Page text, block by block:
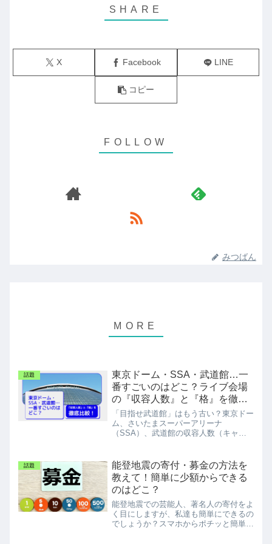
X Facebook LINE
コピー
みつばん
話題
東京ドーム・SSA・武道館…一
番すごいのはどこ？ライブ会場
の『収容人数』と『格』を徹底
比較！
「目指せ武道館」はもう古い？東京ドー
ム、さいたまスーパーアリーナ
（SSA）、武道館の収容人数（キャ
「耳がツーンとする」あの独特の空気感
まで、音楽好きの視点でリアルに解説し
ます。
話題
能登地震の寄付・募金の方法を
教えて！簡単に少額からできる
のはどこ？
能登地震での芸能人、著名人の寄付をよ
く目にしますが、私達も簡単にできるの
でしょうか？スマホからポチッと簡単に